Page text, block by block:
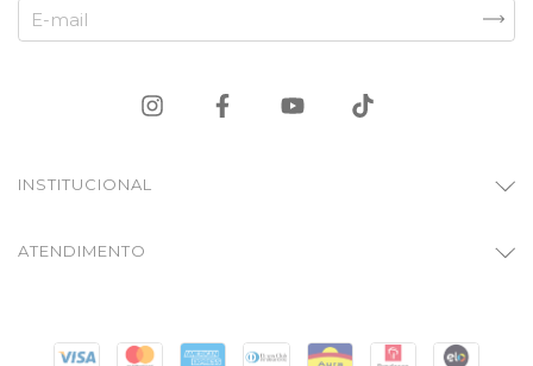
INSTITUCIONAL
ATENDIMENTO